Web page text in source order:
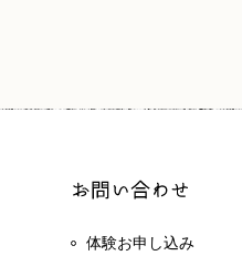
体験お申し込み